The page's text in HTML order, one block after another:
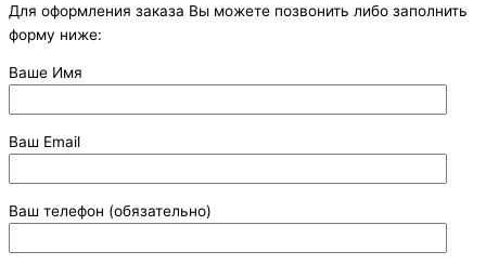
Для оформления заказа Вы можете позвонить либо заполнить
форму ниже:
Ваше Имя
Ваш Email
Ваш телефон (обязательно)